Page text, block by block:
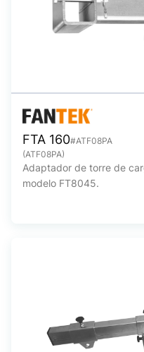
FTA 160#ATF08PA
(ATF08PA)
Adaptador de torre de
modelo FT8045.